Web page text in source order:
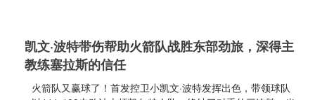
凯文·波特带伤帮助火箭队战胜东部劲旅，深得主
教练塞拉斯的信任
火箭队又赢球了！首发控卫小凯文·波特发挥出色，带领球队